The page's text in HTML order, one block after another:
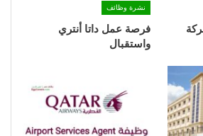
نشرة وظائف
فرصة عمل داتا أنتري
واستقبال